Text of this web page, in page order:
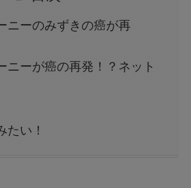
ニーのみずきの癌が再
ニーが癌の再発！？ネット
たい！